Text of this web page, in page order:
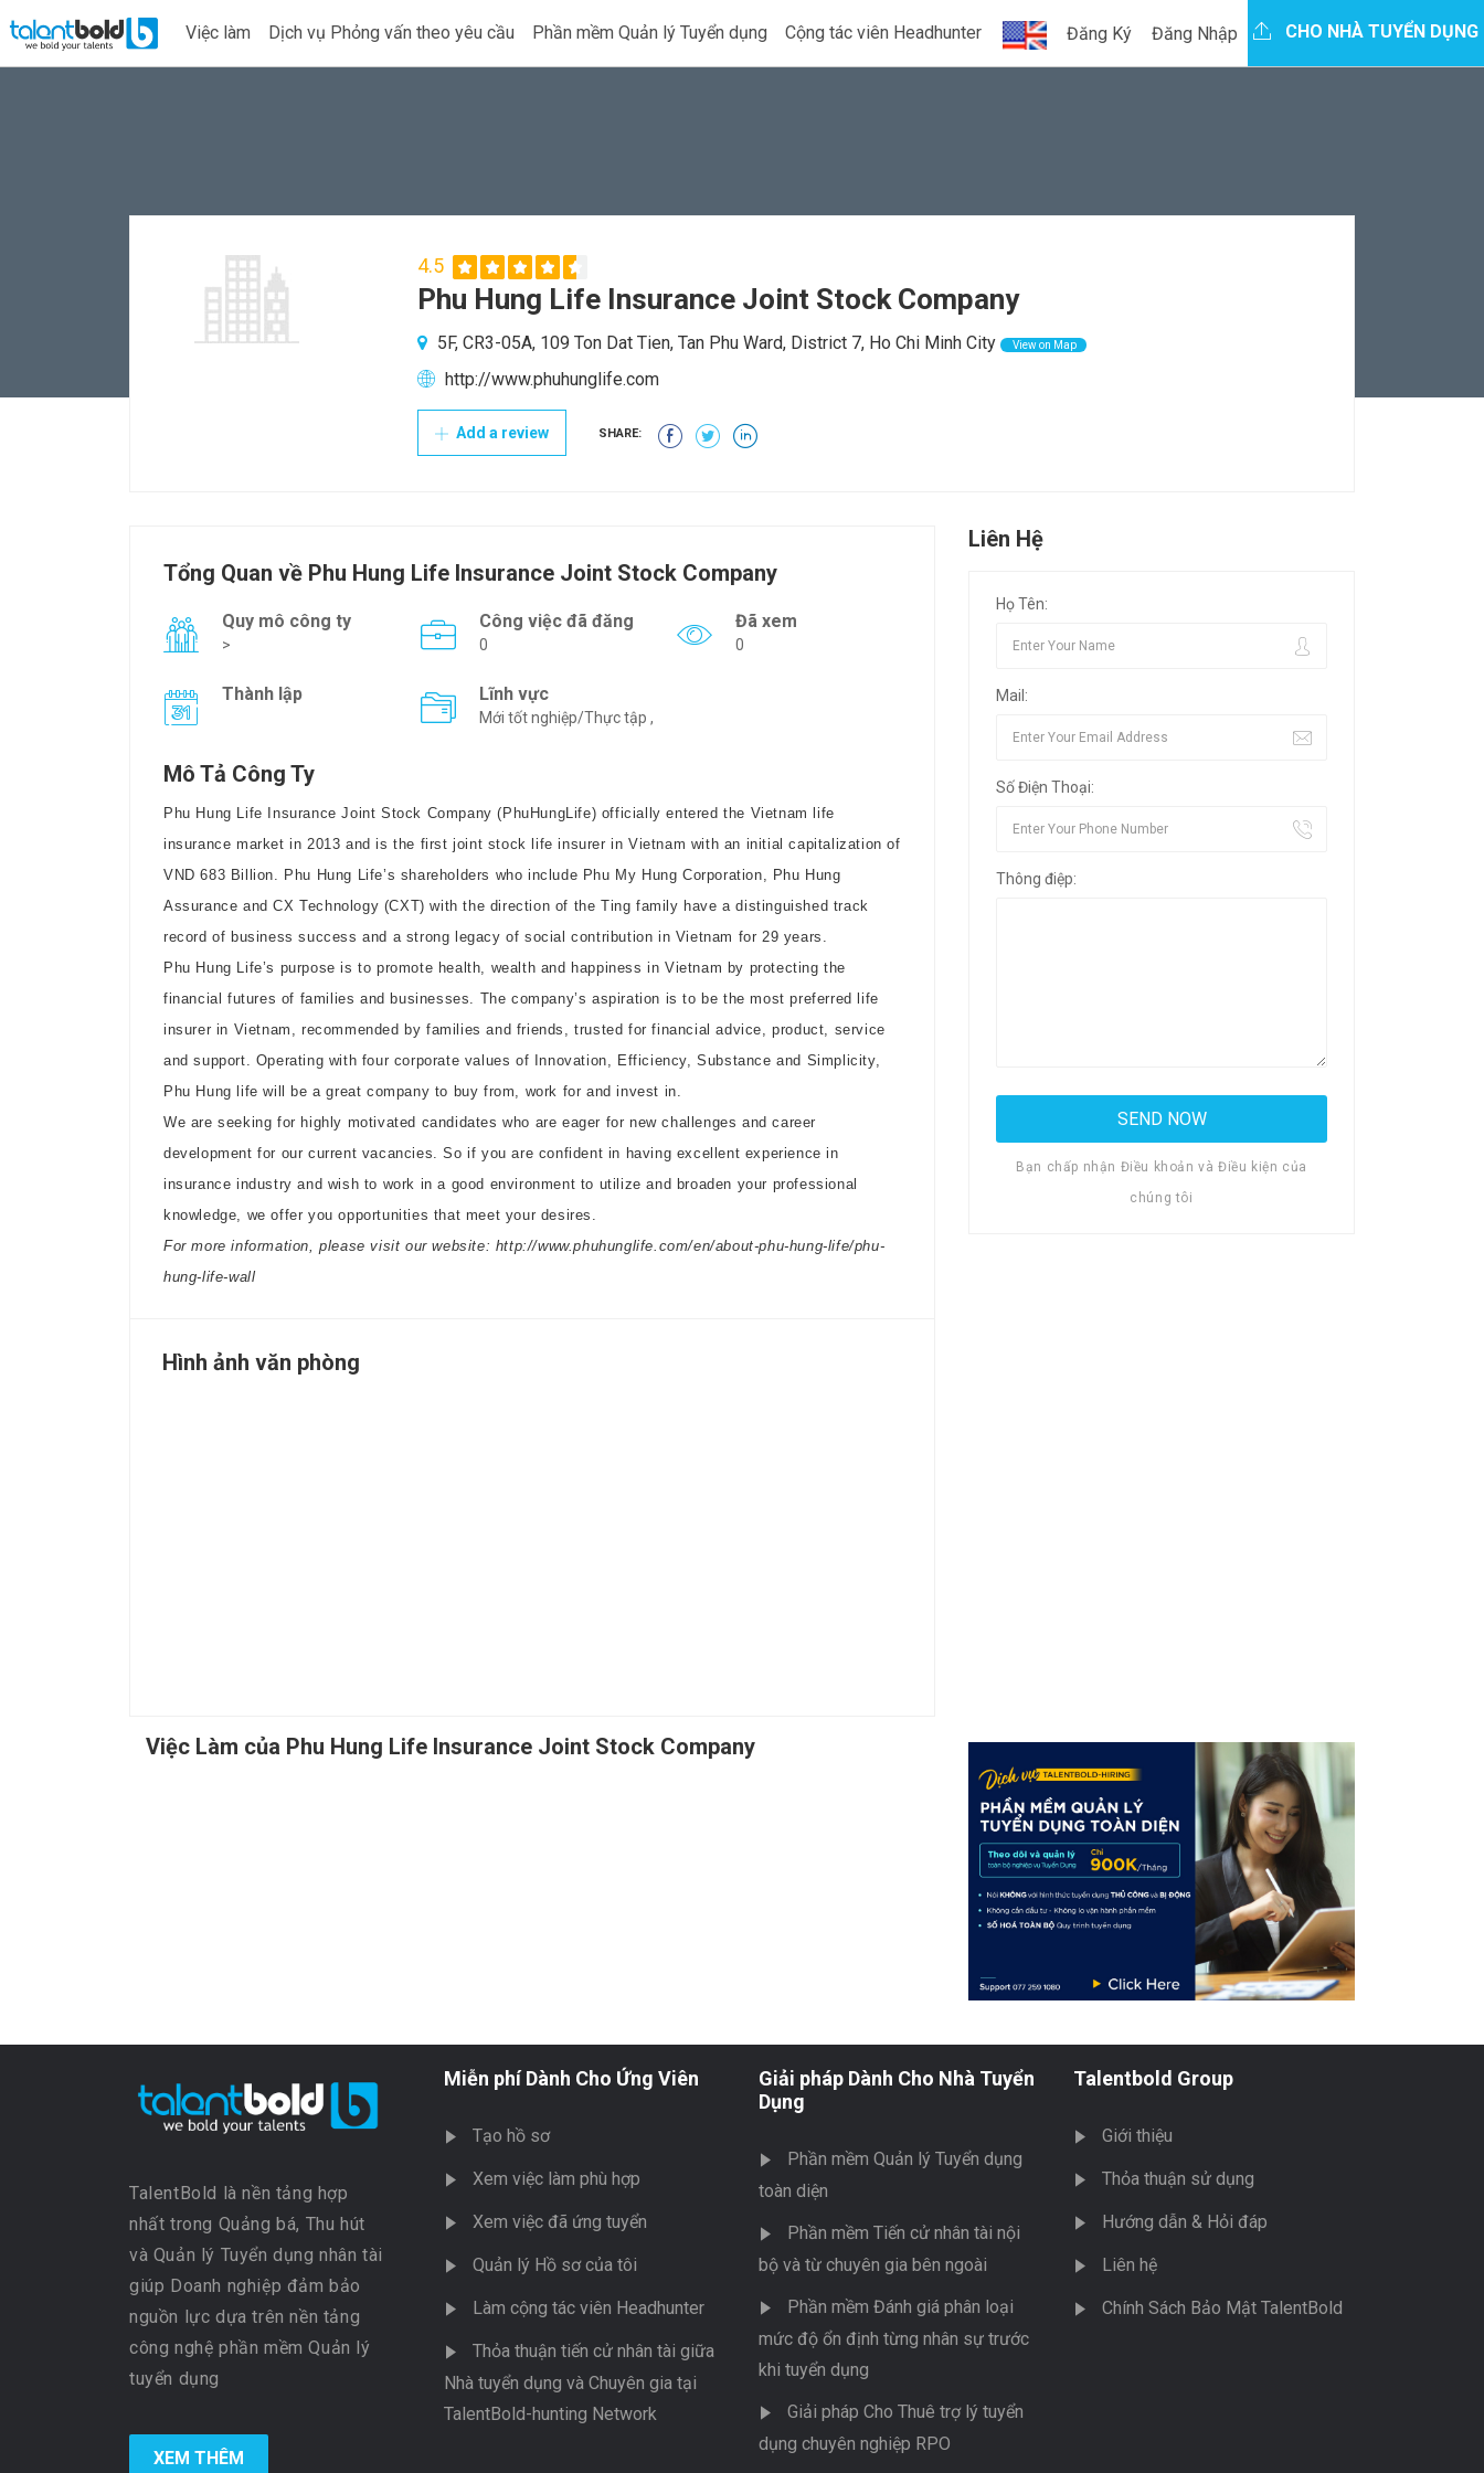
Việc làm Dịch vụ Phỏng vấn theo yêu cầu Phần mềm Quản lý Tuyển dụng Cộng tác viên Headhunter Đăng Ký Đăng Nhập CHO NHÀ TUYỂN DỤNG
4.5
Phu Hung Life Insurance Joint Stock Company
5F, CR3-05A, 109 Ton Dat Tien, Tan Phu Ward, District 7, Ho Chi Minh City View on Map
http://www.phuhunglife.com
Add a review SHARE:
Tổng Quan về Phu Hung Life Insurance Joint Stock Company
Quy mô công ty
>
Công việc đã đăng
0
Đã xem
0
Thành lập Lĩnh vực
Mới tốt nghiệp/Thực tập ,
Mô Tả Công Ty
Phu Hung Life Insurance Joint Stock Company (PhuHungLife) officially entered the Vietnam life
insurance market in 2013 and is the first joint stock life insurer in Vietnam with an initial capitalization of
VND 683 Billion. Phu Hung Life’s shareholders who include Phu My Hung Corporation, Phu Hung
Assurance and CX Technology (CXT) with the direction of the Ting family have a distinguished track
record of business success and a strong legacy of social contribution in Vietnam for 29 years.
Phu Hung Life’s purpose is to promote health, wealth and happiness in Vietnam by protecting the
financial futures of families and businesses. The company’s aspiration is to be the most preferred life
insurer in Vietnam, recommended by families and friends, trusted for financial advice, product, service
and support. Operating with four corporate values of Innovation, Efficiency, Substance and Simplicity,
Phu Hung life will be a great company to buy from, work for and invest in.
We are seeking for highly motivated candidates who are eager for new challenges and career
development for our current vacancies. So if you are confident in having excellent experience in
insurance industry and wish to work in a good environment to utilize and broaden your professional
knowledge, we offer you opportunities that meet your desires.
For more information, please visit our website: http://www.phuhunglife.com/en/about-phu-hung-life/phu-
hung-life-wall
Hình ảnh văn phòng
Việc Làm của Phu Hung Life Insurance Joint Stock Company
Liên Hệ
Họ Tên:
Mail:
Số Điện Thoại:
Thông điệp:
Bạn chấp nhận Điều khoản và Điều kiện của
chúng tôi
TalentBold là nền tảng hợp
nhất trong Quảng bá, Thu hút
và Quản lý Tuyển dụng nhân tài
giúp Doanh nghiệp đảm bảo
nguồn lực dựa trên nền tảng
công nghệ phần mềm Quản lý
tuyển dụng
XEM THÊM
Miễn phí Dành Cho Ứng Viên
Tạo hồ sơ
Xem việc làm phù hợp
Xem việc đã ứng tuyển
Quản lý Hồ sơ của tôi
Làm cộng tác viên Headhunter
Thỏa thuận tiến cử nhân tài giữa
Nhà tuyển dụng và Chuyên gia tại
TalentBold-hunting Network
Giải pháp Dành Cho Nhà Tuyển
Dụng
Phần mềm Quản lý Tuyển dụng
toàn diện
Phần mềm Tiến cử nhân tài nội
bộ và từ chuyên gia bên ngoài
Phần mềm Đánh giá phân loại
mức độ ổn định từng nhân sự trước
khi tuyển dụng
Giải pháp Cho Thuê trợ lý tuyển
dụng chuyên nghiệp RPO
Talentbold Group
Giới thiệu
Thỏa thuận sử dụng
Hướng dẫn & Hỏi đáp
Liên hệ
Chính Sách Bảo Mật TalentBold